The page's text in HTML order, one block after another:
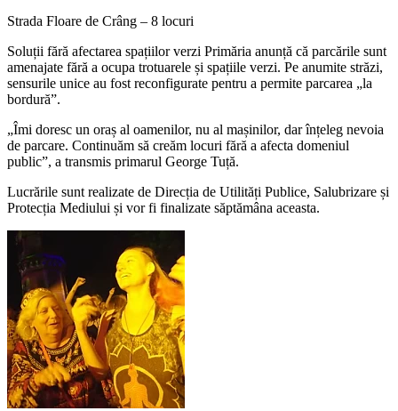
Strada Floare de Crâng – 8 locuri
Soluții fără afectarea spațiilor verzi Primăria anunță că parcările sunt
amenajate fără a ocupa trotuarele și spațiile verzi. Pe anumite străzi,
sensurile unice au fost reconfigurate pentru a permite parcarea „la
bordură”.
„Îmi doresc un oraș al oamenilor, nu al mașinilor, dar înțeleg nevoia
de parcare. Continuăm să creăm locuri fără a afecta domeniul
public”, a transmis primarul George Tuță.
Lucrările sunt realizate de Direcția de Utilități Publice, Salubrizare și
Protecția Mediului și vor fi finalizate săptămâna aceasta.